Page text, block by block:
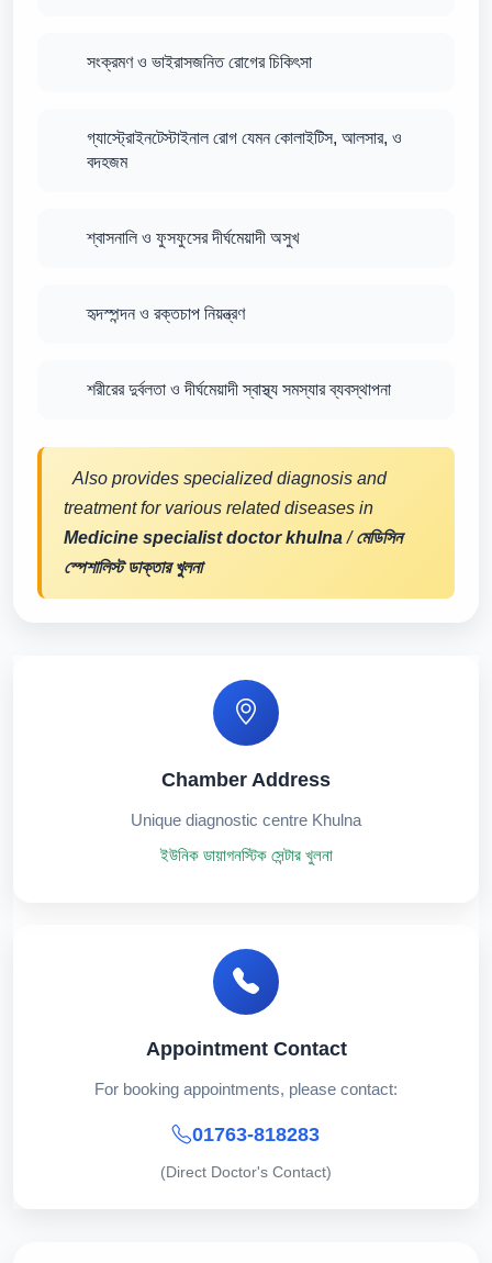
সংক্রমণ ও ভাইরাসজনিত রোগের চিকিৎসা
গ্যাস্ট্রোইনটেস্টাইনাল রোগ যেমন কোলাইটিস, আলসার, ও
বদহজম
শ্বাসনালি ও ফুসফুসের দীর্ঘমেয়াদী অসুখ
হৃদস্পন্দন ও রক্তচাপ নিয়ন্ত্রণ
শরীরের দুর্বলতা ও দীর্ঘমেয়াদী স্বাস্থ্য সমস্যার ব্যবস্থাপনা
Also provides specialized diagnosis and
treatment for various related diseases in
Medicine specialist doctor khulna/মেডিসিন
স্পেশালিস্ট ডাক্তার খুলনা
Chamber Address
Unique diagnostic centre Khulna
ইউনিক ডায়াগনস্টিক সেন্টার খুলনা
Appointment Contact
For booking appointments, please contact:
01763-818283
(Direct Doctor's Contact)